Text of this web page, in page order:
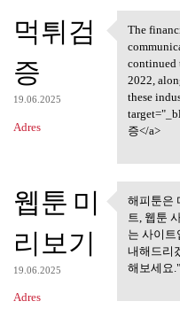
먹튀검
증
19.06.2025
Adres
The
The
continued
2022,
these
증</a>
웹툰 미
리보기
19.06.2025
Adres
해피툰
미리
해피툰은
트, 웹툰
는 사이트
내해드리
해보세요